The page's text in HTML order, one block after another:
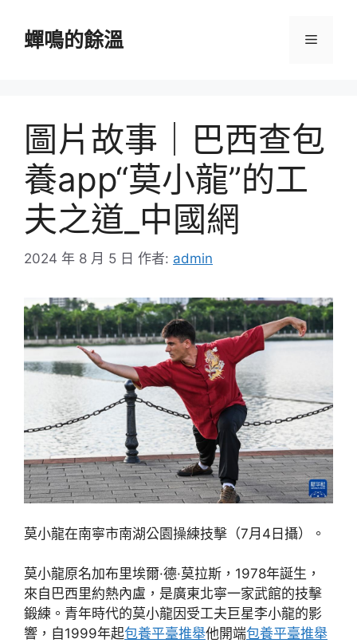
蟬鳴的餘溫 選
圖片故事｜巴西查包
養app“莫小龍”的工
夫之道_中國網
2024 年 8 月 5 日 作者: admin
莫小龍在南寧市南湖公園操練技擊（7月4日攝）。
莫小龍原名加布里埃爾·德·莫拉斯，1978年誕生，
來自巴西里約熱內盧，是廣東北寧一家武館的技擊
鍛練。青年時代的莫小龍因受工夫巨星李小龍的影
響，自1999年起包養平臺推舉他開端包養平臺推舉